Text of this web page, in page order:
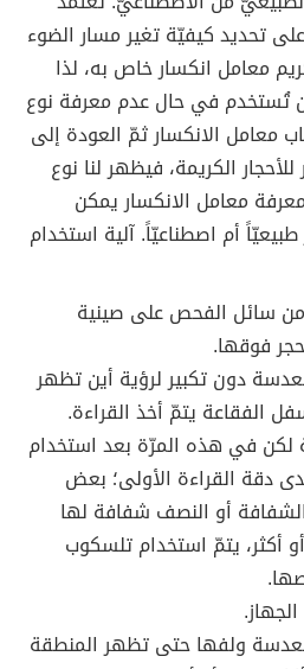
تحديد كيفيّة تغير مسار الضوء
معامل انكسار خاص به، لذا
تُستخدم في حال عدم معرفة نوع
معامل الانكسار ثمّ العودة إلى
الكريمة، فيظهر لنا نوع
معامل الانكسار يمكن
أم اصطناعيّاً. آلية استخدام
سائل الفحص على صينية
فوقها.
دون تكبير لرؤية أين تظهر
الفقاعة يتمّ أخذ القراءة.
لكن في هذه المرّة بعد استخدام
دقة القراءة الأولى؛ بعض
الشفافة أو النصف شفافة لها
أكثر، يتمّ استخدام تلسكوب
ولفها حتى تظهر المنطقة